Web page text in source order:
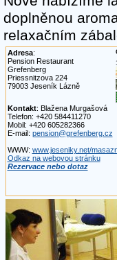
doplněnou
relaxačním
Adresa:
Pension Restaurant
Grefenberg
Priessnitzova 224
79003 Jeseník Lázně
Kontakt: Blažena Murgašová
Telefon: +420 584411270
Mobil: +420 605282366
E-mail: pension@grefenberg.cz
WWW: www.jeseniky.net/
Odkaz na webovou stránku
Rezervace nebo dotaz